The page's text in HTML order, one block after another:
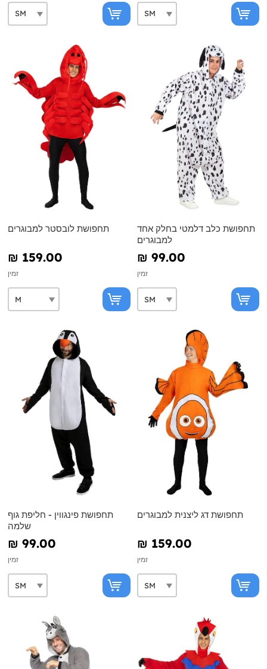
תחפושת לובסטר למבוגרים
₪‎ 159.00
זמין
תחפושת כלב דלמטי בחלק אחד
למבוגרים
₪‎ 99.00
זמין
תחפושת פינגווין - חליפת גוף
שלמה
₪‎ 99.00
זמין
תחפושת דג ליצנית למבוגרים
₪‎ 159.00
זמין